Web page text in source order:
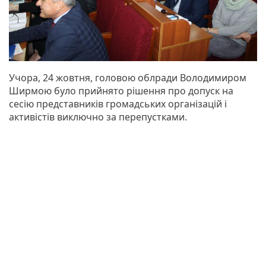
Учора, 24 жовтня, головою облради Володимиром
Ширмою було прийнято рішення про допуск на
сесію представників громадських організацій і
активістів виключно за перепустками.